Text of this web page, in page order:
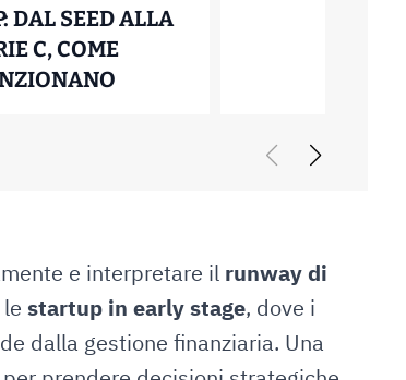
BUILDER: COSA SONO E
DAL SEED ALLA
C, COME
e interpretare il runway di
startup in early stage, dove i
dalla gestione finanziaria. Una